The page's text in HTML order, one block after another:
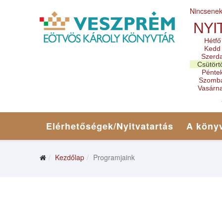
Hétfő
Kedd
Elérhetőségek/Nyitvatartás A
Kezdőlap Programjaink